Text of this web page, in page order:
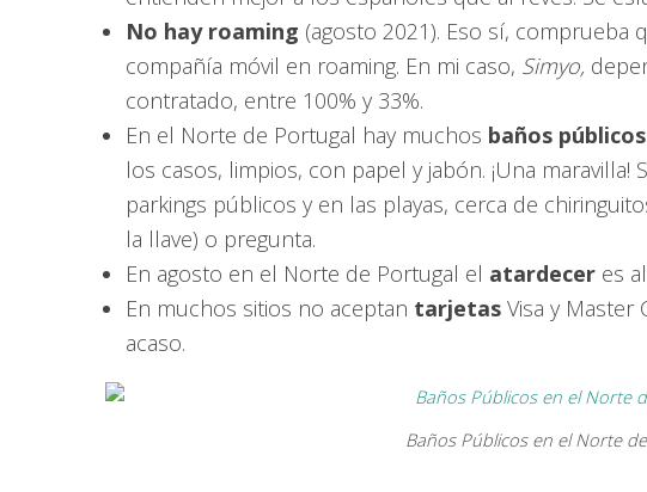
No hay roaming (agosto 2021). Eso sí, comprueba
compañía móvil en roaming. En mi caso, Simyo,
contratado, entre 100% y 33%.
En el Norte de Portugal hay muchos baños públicos
los casos, limpios, con papel y jabón. ¡Una
parkings públicos y en las playas, cerca de
la llave) o pregunta.
En agosto en el Norte de Portugal el atardecer es
En muchos sitios no aceptan tarjetas Visa y Master
acaso.
Baños Públicos en el Norte